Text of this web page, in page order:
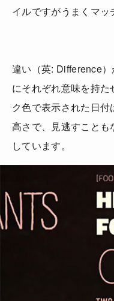
イルですがうまくマッ
違い（英: Difference
にそれぞれ意味を持
ク色で表示された日
高さで、見逃すこと
しています。